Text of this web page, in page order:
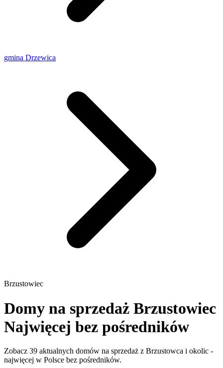
gmina Drzewica
Brzustowiec
Domy na sprzedaż Brzustowiec
Najwięcej bez pośredników
Zobacz 39 aktualnych domów na sprzedaż z Brzustowca i okolic -
najwięcej w Polsce bez pośredników.